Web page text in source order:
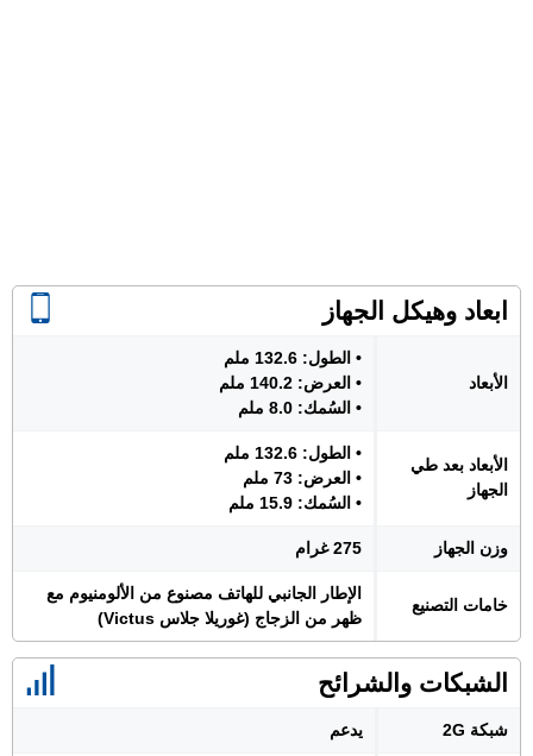
ابعاد وهيكل الجهاز
الأبعاد
• الطول: 132.6 ملم
• العرض: 140.2 ملم
• السُمك: 8.0 ملم
الأبعاد بعد طي
الجهاز
• الطول: 132.6 ملم
• العرض: 73 ملم
• السُمك: 15.9 ملم
وزن الجهاز 275 غرام
خامات التصنيع
الإطار الجانبي للهاتف مصنوع من الألومنيوم مع
ظهر من الزجاج (غوريلا جلاس Victus)
الشبكات والشرائح
شبكة 2G يدعم